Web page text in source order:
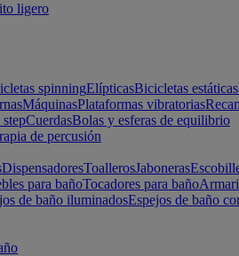
ligero
spinningElípticasBicicletas estáticas
MáquinasPlataformas vibratorias
CuerdasBolas y esferas de equilibrio
de percusión
DispensadoresToallerosJaboneras
para bañoTocadores para baño
de baño iluminadosEspejos de baño